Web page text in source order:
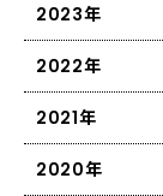
2023年
2022年
2021年
2020年